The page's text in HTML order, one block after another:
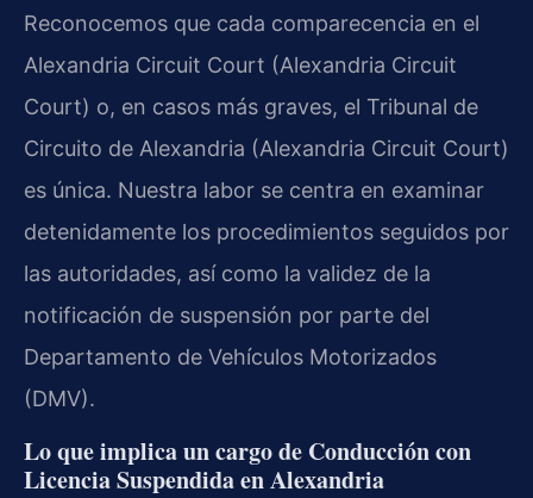
Reconocemos que cada comparecencia en el
Alexandria Circuit Court (Alexandria Circuit
Court) o, en casos más graves, el Tribunal de
Circuito de Alexandria (Alexandria Circuit Court)
es única. Nuestra labor se centra en examinar
detenidamente los procedimientos seguidos por
las autoridades, así como la validez de la
notificación de suspensión por parte del
Departamento de Vehículos Motorizados
(DMV).
Lo que implica un cargo de Conducción con
Licencia Suspendida en Alexandria